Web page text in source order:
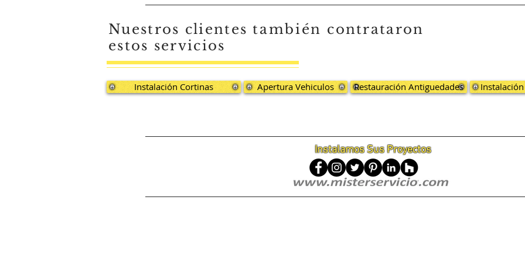
Nuestros clientes también contrataron
estos servicios
Instalación Cortinas Apertura Vehiculos Restauración Antiguedades
Instalamos Sus Proyectos